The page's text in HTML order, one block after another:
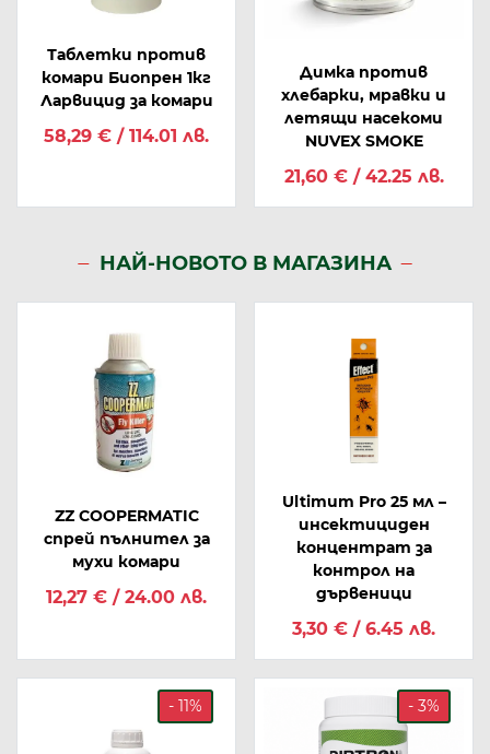
Таблетки против
комари Биопрен 1кг
Ларвицид за комари
58,29 € / 114.01 лв.
Димка против
хлебарки, мравки и
летящи насекоми
NUVEX SMOKE
21,60 € / 42.25 лв.
НАЙ-НОВОТО В МАГАЗИНА
ZZ COOPERMATIC
спрей пълнител за
мухи комари
12,27 € / 24.00 лв.
Ultimum Pro 25 мл –
инсектициден
концентрат за
контрол на
дървеници
3,30 € / 6.45 лв.
- 11% - 3%